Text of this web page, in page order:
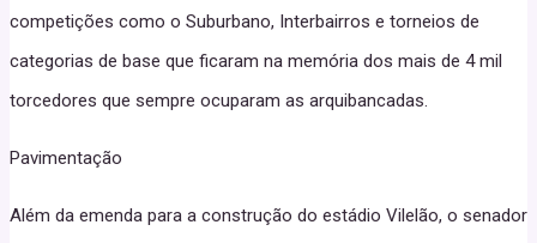
competições como o Suburbano, Interbairros e torneios de
categorias de base que ficaram na memória dos mais de 4 mil
torcedores que sempre ocuparam as arquibancadas.
Pavimentação
Além da emenda para a construção do estádio Vilelão, o senador